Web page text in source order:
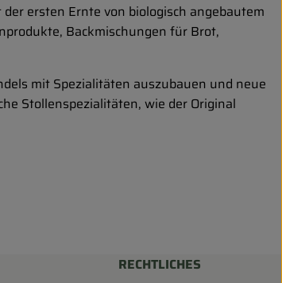
ersten Ernte von biologisch angebautem
Backmischungen für Brot,
mit Spezialitäten auszubauen und neue
Stollenspezialitäten, wie der Original
RECHTLICHES